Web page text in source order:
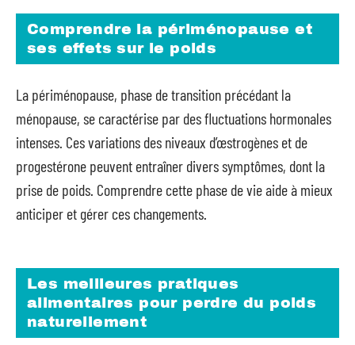
Comprendre la périménopause et
ses effets sur le poids
La périménopause, phase de transition précédant la
ménopause, se caractérise par des fluctuations hormonales
intenses. Ces variations des niveaux d’œstrogènes et de
progestérone peuvent entraîner divers symptômes, dont la
prise de poids. Comprendre cette phase de vie aide à mieux
anticiper et gérer ces changements.
Les meilleures pratiques
alimentaires pour perdre du poids
naturellement